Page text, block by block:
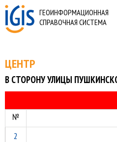
ГЕОИНФОРМАЦИОННАЯ
СПРАВОЧНАЯ СИСТЕМА
ЦЕНТР
В СТОРОНУ УЛИЦЫ
№
2